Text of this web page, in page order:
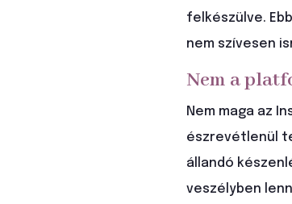
felkészülve.
nem szívesen
Nem a
Nem maga az
észrevétlenül
állandó
veszélyben